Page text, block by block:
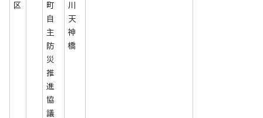
区
町
自
主
防
災
推
進
協
議
川
天
神
橋